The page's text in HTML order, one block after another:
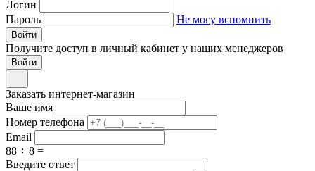
Логин
Пароль
Не могу вспомнить
Войти
Получите доступ в личный кабинет у наших менеджеров
Заказать интернет-магазин
Ваше имя
Номер телефона
Email
88 ÷ 8 =
Введите ответ